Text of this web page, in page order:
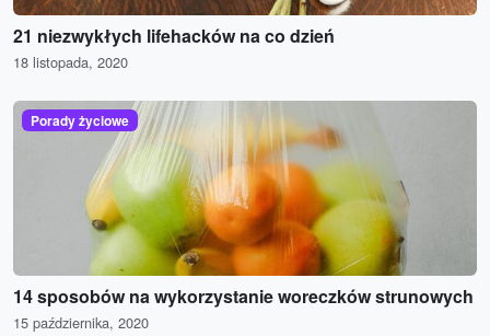
21 niezwykłych lifehacków na co dzień
18 listopada, 2020
Porady życiowe
14 sposobów na wykorzystanie woreczków strunowych
15 października, 2020